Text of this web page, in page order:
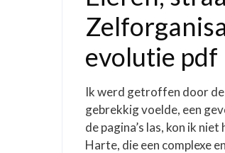
evolutie pdf
Ik werd getroffen door
gebrekkig voelde, een
de pagina’s las, kon ik
Harte, die een complexe